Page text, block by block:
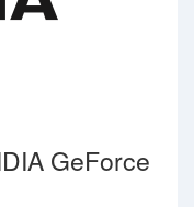
GeForce